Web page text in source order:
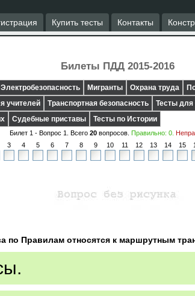
Купить тесты Контакты
Билеты ПДД 2015-2016
Электробезопасность Мигранты Охрана труда
учителей Транспортная безопасность
Тесты для
Судебные приставы Тесты по Истории
Билет 1 - Вопрос 1 . Всего 20вопросов. Правильно: 0.
3 4 5 6 7 8 9 10 11 12 13 14 15
по Правилам относятся к маршрутным